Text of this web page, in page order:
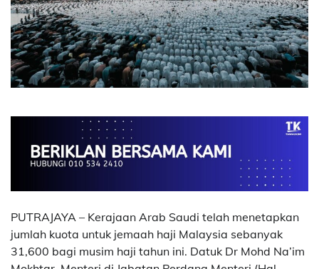
PUTRAJAYA – Kerajaan Arab Saudi telah menetapkan
jumlah kuota untuk jemaah haji Malaysia sebanyak
31,600 bagi musim haji tahun ini. Datuk Dr Mohd Na’im